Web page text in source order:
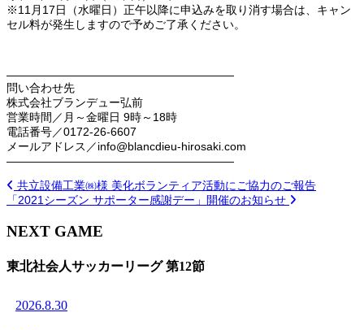
※11月17日（水曜日）正午以降に申込みを取り消す場合は、キャン
セル料が発生しますので予めご了承ください。
――――――――――――――――――――
問い合わせ先
株式会社ブランデュー弘前
営業時間／月～金曜日 9時～18時
電話番号／0172-26-6607
メールアドレス／info@blancdieu-hirosaki.com
――――――――――――――――――――
共立設備工業㈱様 美化ボランティア活動にご協力のご報告
「2021シーズン サポーター感謝デー」開催のお知らせ
NEXT GAME
東北社会人サッカーリーグ 第12節
2026.8.30